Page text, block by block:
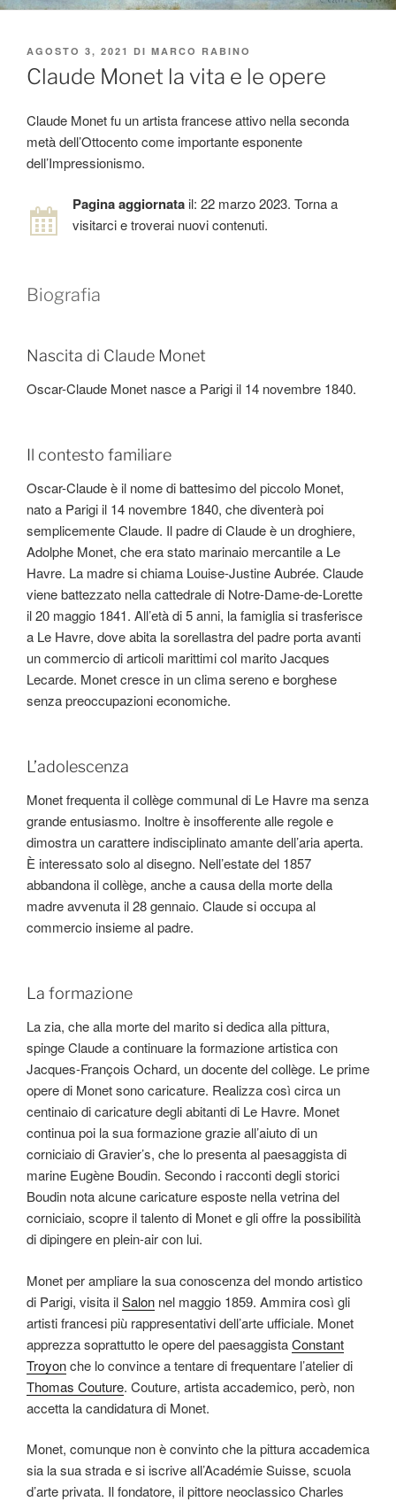
PUBBLICATO
IL
AGOSTO 3, 2021 DI MARCO RABINO
Claude Monet la vita e le opere
Claude Monet fu un artista francese attivo nella seconda
metà dell’Ottocento come importante esponente
dell’Impressionismo.
Pagina aggiornata il: 22 marzo 2023. Torna a
visitarci e troverai nuovi contenuti.
Biografia
Nascita di Claude Monet
Oscar-Claude Monet nasce a Parigi il 14 novembre 1840.
Il contesto familiare
Oscar-Claude è il nome di battesimo del piccolo Monet,
nato a Parigi il 14 novembre 1840, che diventerà poi
semplicemente Claude. Il padre di Claude è un droghiere,
Adolphe Monet, che era stato marinaio mercantile a Le
Havre. La madre si chiama Louise-Justine Aubrée. Claude
viene battezzato nella cattedrale di Notre-Dame-de-Lorette
il 20 maggio 1841. All’età di 5 anni, la famiglia si trasferisce
a Le Havre, dove abita la sorellastra del padre porta avanti
un commercio di articoli marittimi col marito Jacques
Lecarde. Monet cresce in un clima sereno e borghese
senza preoccupazioni economiche.
L’adolescenza
Monet frequenta il collège communal di Le Havre ma senza
grande entusiasmo. Inoltre è insofferente alle regole e
dimostra un carattere indisciplinato amante dell’aria aperta.
È interessato solo al disegno. Nell’estate del 1857
abbandona il collège, anche a causa della morte della
madre avvenuta il 28 gennaio. Claude si occupa al
commercio insieme al padre.
La formazione
La zia, che alla morte del marito si dedica alla pittura,
spinge Claude a continuare la formazione artistica con
Jacques-François Ochard, un docente del collège. Le prime
opere di Monet sono caricature. Realizza così circa un
centinaio di caricature degli abitanti di Le Havre. Monet
continua poi la sua formazione grazie all’aiuto di un
corniciaio di Gravier’s, che lo presenta al paesaggista di
marine Eugène Boudin. Secondo i racconti degli storici
Boudin nota alcune caricature esposte nella vetrina del
corniciaio, scopre il talento di Monet e gli offre la possibilità
di dipingere en plein-air con lui.
Monet per ampliare la sua conoscenza del mondo artistico
di Parigi, visita ilSalon nel maggio 1859. Ammira così gli
artisti francesi più rappresentativi dell’arte ufficiale. Monet
apprezza soprattutto le opere del paesaggistaConstant
Troyonche lo convince a tentare di frequentare l’atelier di
Thomas Couture. Couture, artista accademico, però, non
accetta la candidatura di Monet.
Monet, comunque non è convinto che la pittura accademica
sia la sua strada e si iscrive all’Académie Suisse, scuola
d’arte privata. Il fondatore, il pittore neoclassico Charles